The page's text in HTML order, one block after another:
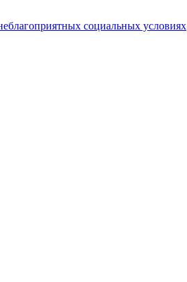
социальных условиях